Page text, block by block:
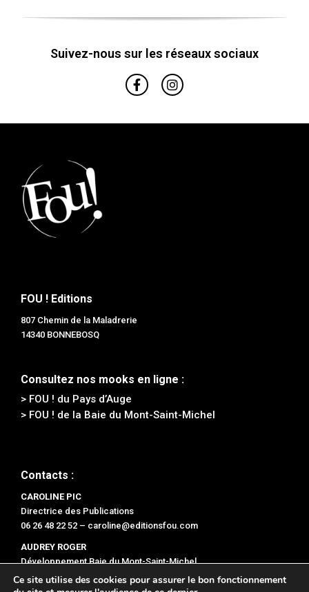
Suivez-nous sur les réseaux sociaux
FOU ! Editions
807 Chemin de la Maladrerie
14340 BONNEBOSQ
Consultez nos mooks en ligne :
> FOU ! du Pays d’Auge
> FOU ! de la Baie du Mont-Saint-Michel
Contacts :
CAROLINE PIC
Directrice des Publications
06 26 48 22 52 – caroline@editionsfou.com
AUDREY ROGER
Développement Baie du Mont-Saint-Michel
06 47 47 78 96 –audrey@editionsfou.com
Ce site utilise des cookies pour assurer le bon fonctionnement